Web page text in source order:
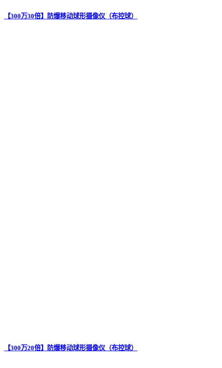
【300万30倍】防爆移动球形摄像仪（布控球）
【300万20倍】防爆移动球形摄像仪（布控球）